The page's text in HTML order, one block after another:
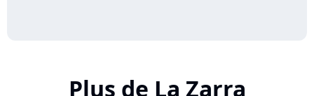
Plus de La Zarra